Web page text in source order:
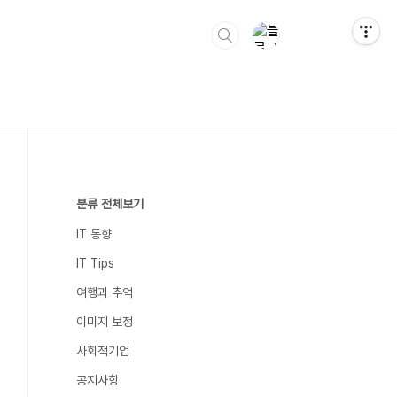
분류 전체보기
IT 동향
IT Tips
여행과 추억
이미지 보정
사회적기업
공지사항